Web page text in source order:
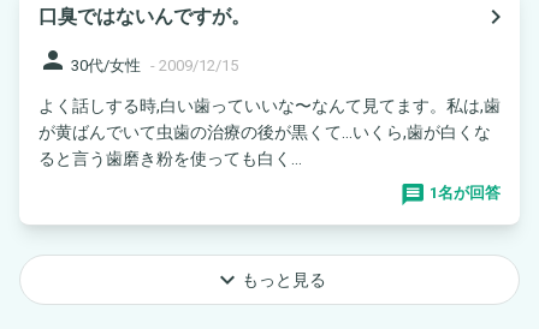
口臭ではないんですが。
navigate_next
person 30代/女性 - 2009/12/15
よく話しする時,白い歯っていいな〜なんて見てます。私は,歯
が黄ばんでいて虫歯の治療の後が黒くて…いくら,歯が白くな
ると言う歯磨き粉を使っても白く...
1名が回答
keyboard_arrow_down もっと見る